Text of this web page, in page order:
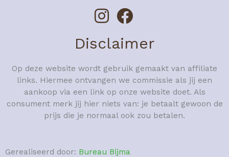
Disclaimer
Op deze website wordt gebruik gemaakt van affiliate
links. Hiermee ontvangen we commissie als jij een
aankoop via een link op onze website doet. Als
consument merk jij hier niets van: je betaalt gewoon de
prijs die je normaal ook zou betalen.
Gerealiseerd door: Bureau Bijma